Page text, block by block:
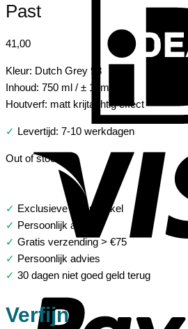
Past
41,00
Kleur: Dutch Grey 98
Inhoud: 750 ml / ± 10m2
Houtverf: matt krijtachtig effect
✓ Levertijd: 7-10 werkdagen
Out of stock
✓ Exclusieve woonwinkel
✓ Persoonlijk advies
✓ Gratis verzending > €75
✓ Persoonlijk advies
✓ 30 dagen niet goed geld terug
Verfijn